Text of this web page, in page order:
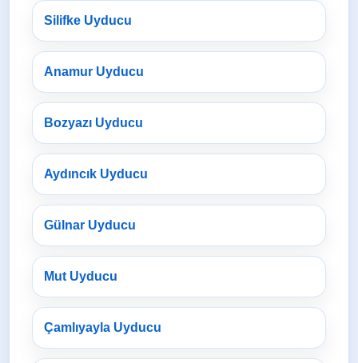
Silifke Uyducu
Anamur Uyducu
Bozyazı Uyducu
Aydıncık Uyducu
Gülnar Uyducu
Mut Uyducu
Çamlıyayla Uyducu